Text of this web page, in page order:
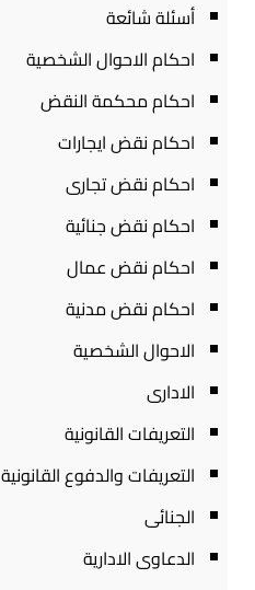
أسئلة شائعة
احكام الاحوال الشخصية
احكام محكمة النقض
احكام نقض ايجارات
احكام نقض تجارى
احكام نقض جنائية
احكام نقض عمال
احكام نقض مدنية
الاحوال الشخصية
الادارى
التعريفات القانونية
التعريفات والدفوع القانونية
الجنائى
الدعاوى الادارية